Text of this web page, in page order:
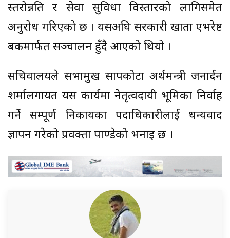
स्तरोन्नति र सेवा सुविधा विस्तारको लागिसमेत
अनुरोध गरिएको छ । यसअघि सरकारी खाता एभरेष्ट
बैंकमार्फत सञ्चालन हुँदै आएको थियो ।
सचिवालयले सभामुख सापकोटा अर्थमन्त्री जनार्दन
शर्मालगायत यस कार्यमा नेतृत्वदायी भूमिका निर्वाह
गर्ने सम्पूर्ण निकायका पदाधिकारीलाई धन्यवाद
ज्ञापन गरेको प्रवक्ता पाण्डेको भनाइ छ ।